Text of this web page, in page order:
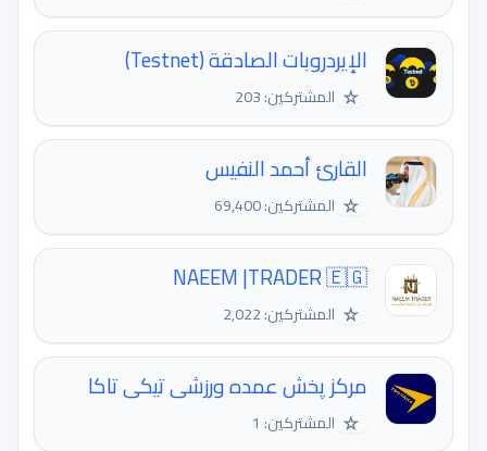
الإيردروبات الصادقة (Testnet)
☆ المشتركين: 203
القارئ أحمد النفيس
☆ المشتركين: 69,400
NAEEM |TRADER 🇪🇬
☆ المشتركين: 2,022
مرکز پخش عمده ورزشی تیکی تاکا
☆ المشتركين: 1